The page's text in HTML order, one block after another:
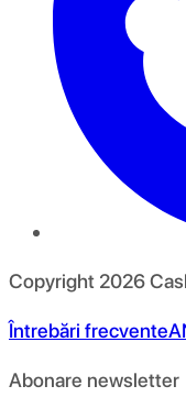
Copyright 2026
Întrebări frecvente
Abonare newsletter